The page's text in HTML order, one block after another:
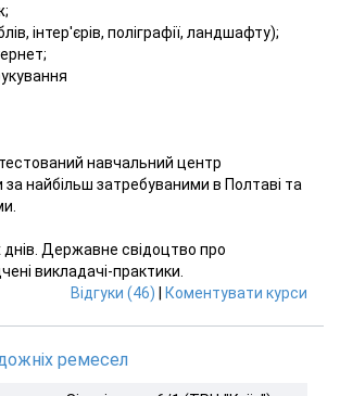
інтер'єрів, поліграфії, ландшафту);
навчальний центр
за найбільш затребуваними в Полтаві та
Державне свідоцтво про
викладачі-практики.
Відгуки (46)
Коментувати курси
ремесел